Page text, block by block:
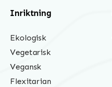
Inriktning
Ekologisk
Vegetarisk
Vegansk
Flexitarian